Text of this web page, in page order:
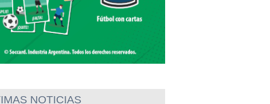
NOTICIAS